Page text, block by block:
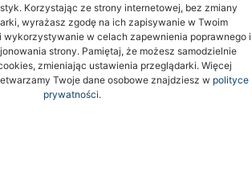
Korzystając ze strony internetowej, bez zmiany
wyrażasz zgodę na ich zapisywanie w Twoim
wykorzystywanie w celach zapewnienia poprawnego i
strony. Pamiętaj, że możesz samodzielnie
zmieniając ustawienia przeglądarki. Więcej
Twoje dane osobowe znajdziesz w polityce
prywatności.